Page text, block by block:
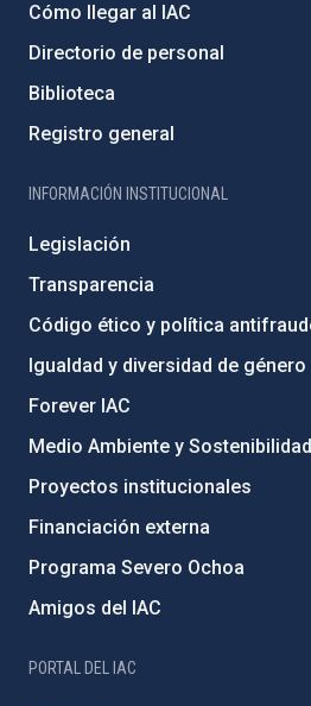
Cómo llegar al IAC
Directorio de personal
Biblioteca
Registro general
INFORMACIÓN INSTITUCIONAL
Legislación
Transparencia
Código ético y política
Igualdad y diversidad de género
Forever IAC
Medio Ambiente y Sostenibilidad
Proyectos institucionales
Financiación externa
Programa Severo Ochoa
Amigos del IAC
PORTAL DEL IAC